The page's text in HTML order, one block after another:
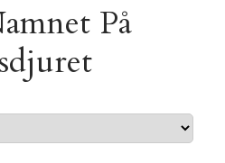
På